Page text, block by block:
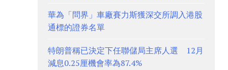
華為「問界」車廠賽力斯獲深交所調入港股
通標的證券名單
特朗普稱已決定下任聯儲局主席人選 12月
減息0.25厘機會率為87.4%